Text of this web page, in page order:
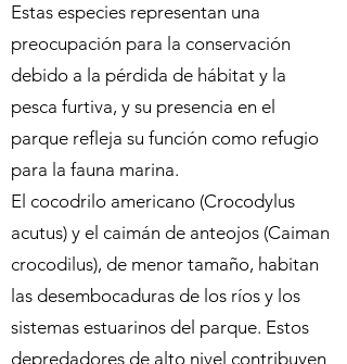
Estas especies representan una
preocupación para la conservación
debido a la pérdida de hábitat y la
pesca furtiva, y su presencia en el
parque refleja su función como refugio
para la fauna marina.
El cocodrilo americano (Crocodylus
acutus) y el caimán de anteojos (Caiman
crocodilus), de menor tamaño, habitan
las desembocaduras de los ríos y los
sistemas estuarinos del parque. Estos
depredadores de alto nivel contribuyen